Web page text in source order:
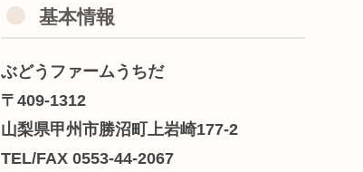
基本情報
ぶどうファームうちだ
〒409-1312
山梨県甲州市勝沼町上岩崎177-2
TEL/FAX 0553-44-2067